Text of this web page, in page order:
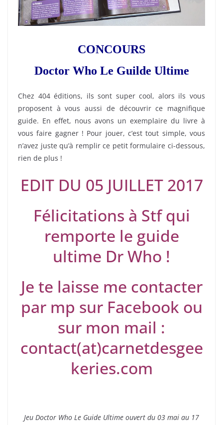
CONCOURS
Doctor Who Le Guilde Ultime
Chez 404 éditions, ils sont super cool, alors ils vous
proposent à vous aussi de découvrir ce magnifique
guide. En effet, nous avons un exemplaire du livre à
vous faire gagner ! Pour jouer, c’est tout simple, vous
n’avez juste qu’à remplir ce petit formulaire ci-dessous,
rien de plus !
EDIT DU 05 JUILLET 2017
Félicitations à Stf qui
remporte le guide
ultime Dr Who !
Je te laisse me contacter
par mp sur Facebook ou
sur mon mail :
contact(at)carnetdesgee
keries.com
Jeu Doctor Who Le Guide Ultime ouvert du 03 mai au 17